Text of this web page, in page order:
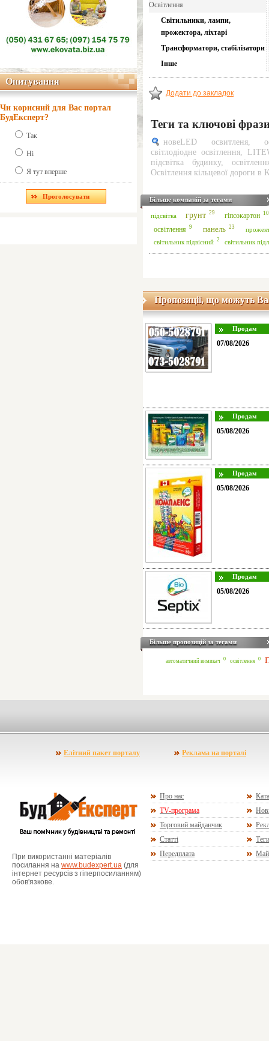
Опитування
Опитування
Чи корисний для Вас портал
БудЕксперт?
Так
Ні
Я тут вперше
Освітлення
Світильники, лампи,
прожектора, ліхтарі
Трансформатори, стабілізатори
Інше
Додати до закладок
Теги та ключові
новеLED освитленя,
світлодіодне освітлення
підсвітка будинку,
Освітлення кільцевої дороги в
Більше компаній за тегами
підсвітка грунт 29 гіпсокартон 10
освітлення 9 панель 23
світильник підвісний 2 світильник
Пропозиції, що можуть
07/08/2026
05/08/2026
05/08/2026
05/08/2026
Більше пропозицій за тегами
автоматичний вимикач 0 освітлення 0
Елітний пакет порталу Реклама на порталі
При використанні матеріалів
посилання на www.budexpert.ua (для
інтернет ресурсів з гіперпосиланням)
обов'язкове.
Про нас
TV-програма
Торговий майданчик
Статті
Теги
Передплата